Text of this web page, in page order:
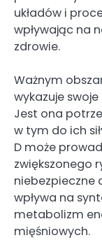
układów i
wpływając na
zdrowie.
Ważnym
wykazuje swoje
Jest ona
w tym do ich
D może
zwiększonego
niebezpieczne
wpływa na
metabolizm
mięśniowych.